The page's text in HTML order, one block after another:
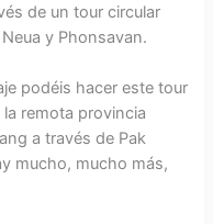
de un tour circular
y Phonsavan.
podéis hacer este tour
remota provincia
a través de Pak
mucho, mucho más,